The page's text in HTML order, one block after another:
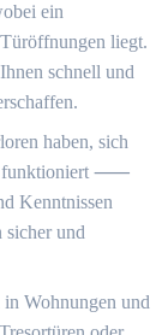
ein
liegt.​
schnell und
haben, sich
funktioniert ⸺
Kenntnissen
sicher und
Wohnungen und